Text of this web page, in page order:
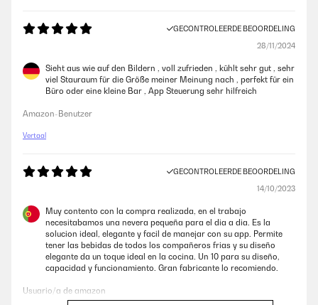
GECONTROLEERDE BEOORDELING
28/11/2024
Sieht aus wie auf den Bildern , voll zufrieden , kühlt sehr gut , sehr
viel Stauraum für die Größe meiner Meinung nach , perfekt für ein
Büro oder eine kleine Bar , App Steuerung sehr hilfreich
Amazon-Benutzer
Vertaal
GECONTROLEERDE BEOORDELING
14/10/2023
Muy contento con la compra realizada, en el trabajo
necesitabamos una nevera pequeña para el dia a dia. Es la
solucion ideal, elegante y facil de manejar con su app. Permite
tener las bebidas de todos los compañeros frias y su diseño
elegante da un toque ideal en la cocina. Un 10 para su diseño,
capacidad y funcionamiento. Gran fabricante lo recomiendo.
Usuario/a de amazon